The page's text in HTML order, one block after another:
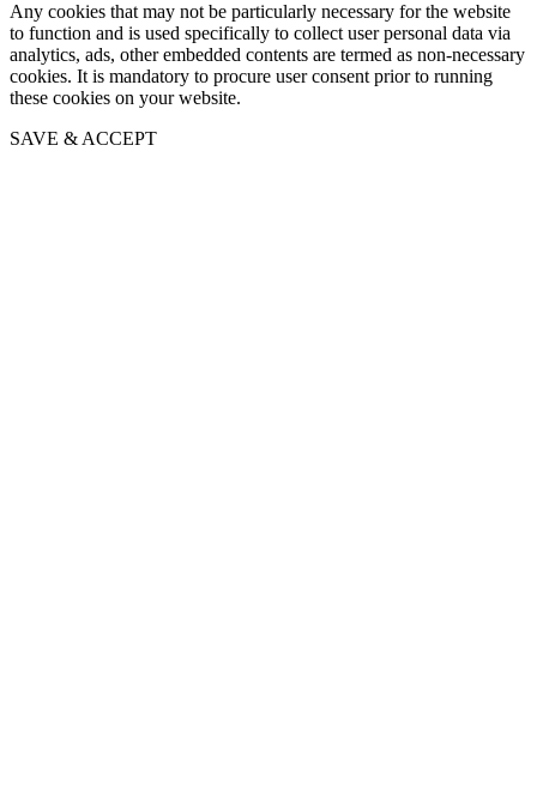
Any cookies that may not be particularly necessary for the website
to function and is used specifically to collect user personal data via
analytics, ads, other embedded contents are termed as non-necessary
cookies. It is mandatory to procure user consent prior to running
these cookies on your website.
SAVE & ACCEPT